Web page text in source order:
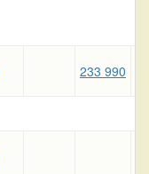
233 990